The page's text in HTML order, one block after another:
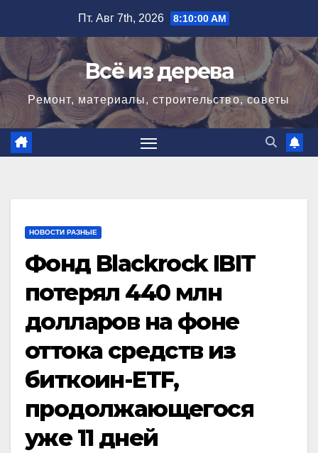
содержимому
Пт. Авг 7th, 2026 8:10:02 AM
Всё из дерева
Ремонт, материалы, строительство, советы
НОВОСТИ РАЗНЫЕ
Фонд Blackrock IBIT
потерял 440 млн
долларов на фоне
оттока средств из
биткоин-ETF,
продолжающегося
уже 11 дней